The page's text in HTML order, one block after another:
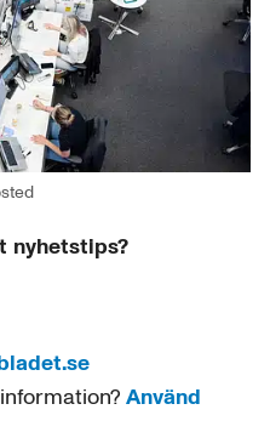
nyhetstips?
Använd